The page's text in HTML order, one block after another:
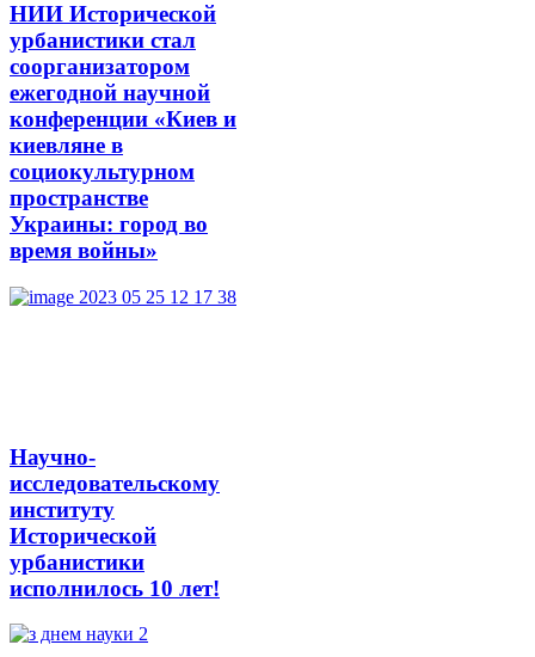
НИИ Исторической
урбанистики стал
соорганизатором
ежегодной научной
конференции «Киев и
киевляне в
социокультурном
пространстве
Украины: город во
время войны»
Научно-
исследовательскому
институту
Исторической
урбанистики
исполнилось 10 лет!